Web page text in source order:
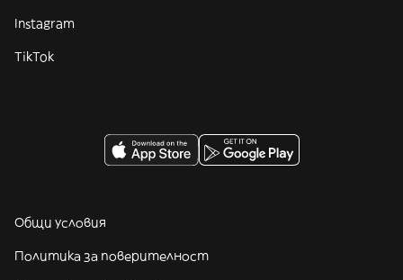
Instagram
TikTok
Общи условия
Политика за поверителност